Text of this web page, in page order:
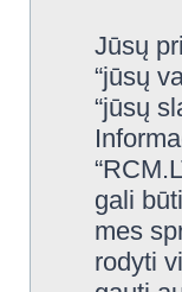
Jūsų
“jūsų
“jūsų
gali
mes
rodyti